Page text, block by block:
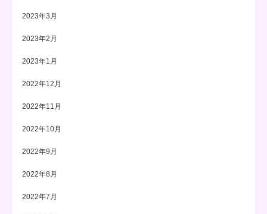
2023年3月
2023年2月
2023年1月
2022年12月
2022年11月
2022年10月
2022年9月
2022年8月
2022年7月